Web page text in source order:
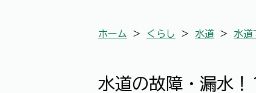
ホーム ＞ くらし ＞ 水道 ＞ 水道
水道の故障・漏水！